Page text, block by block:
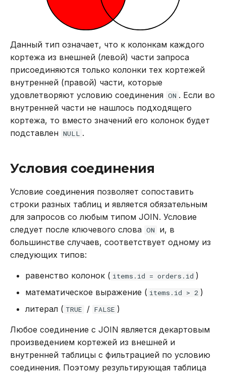
Данный тип означает, что к колонкам каждого
кортежа из внешней (левой) части запроса
присоединяются только колонки тех кортежей
внутренней (правой) части, которые
удовлетворяют условию соединения ON . Если во
внутренней части не нашлось подходящего
кортежа, то вместо значений его колонок будет
подставлен NULL .
Условия соединения
Условие соединения позволяет сопоставить
строки разных таблиц и является обязательным
для запросов со любым типом JOIN. Условие
следует после ключевого слова ON
и, в
большинстве случаев, соответствует одному из
следующих типов:
равенство колонок ( items.id = orders.id )
математическое выражение ( items.id > 2 )
литерал ( TRUE / FALSE )
Любое соединение с JOIN является декартовым
произведением кортежей из внешней и
внутренней таблицы с фильтрацией по условию
соединения. Поэтому результирующая таблица